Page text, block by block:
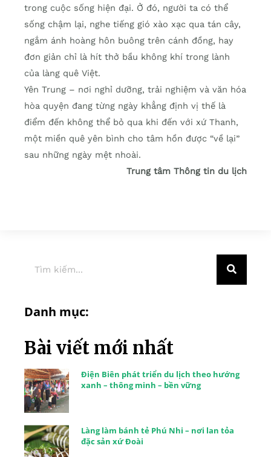
trong cuộc sống hiện đại. Ở đó, người ta có thể
sống chậm lại, nghe tiếng gió xào xạc qua tán cây,
ngắm ánh hoàng hôn buông trên cánh đồng, hay
đơn giản chỉ là hít thở bầu không khí trong lành
của làng quê Việt.
Yên Trung – nơi nghỉ dưỡng, trải nghiệm và văn hóa
hòa quyện đang từng ngày khẳng định vị thế là
điểm đến không thể bỏ qua khi đến với xứ Thanh,
một miền quê yên bình cho tâm hồn được “về lại”
sau những ngày mệt nhoài.
Trung tâm Thông tin du lịch
Danh mục:
Bài viết mới nhất
Điện Biên phát triển du lịch theo hướng
xanh – thông minh – bền vững
Làng làm bánh tẻ Phú Nhi – nơi lan tỏa
đặc sản xứ Đoài